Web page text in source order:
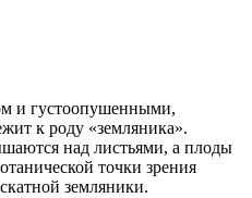
и густоопушенными,
к роду «земляника».
над листьями, а плоды
точки зрения
земляники.